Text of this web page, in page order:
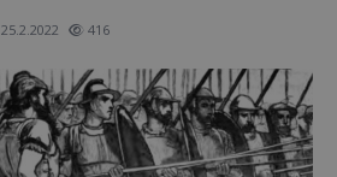
25.2.2022 416